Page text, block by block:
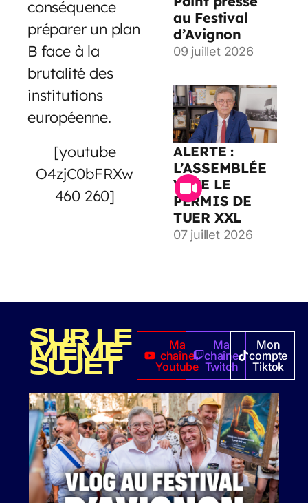
conséquence
préparer un plan
B face à la
brutalité des
institutions
européenne.
[youtube
O4zjC0bFRXw
460 260]
au Festival
d’Avignon
09 juillet 2026
ALERTE :
L’ASSEMBLÉE
VOTE LE
PERMIS DE
TUER XXL
07 juillet 2026
SUR LE
MÊME
SUJET
Ma
chaîne
Youtube
Ma
chaîne
Twitch
Mon
compte
Tiktok